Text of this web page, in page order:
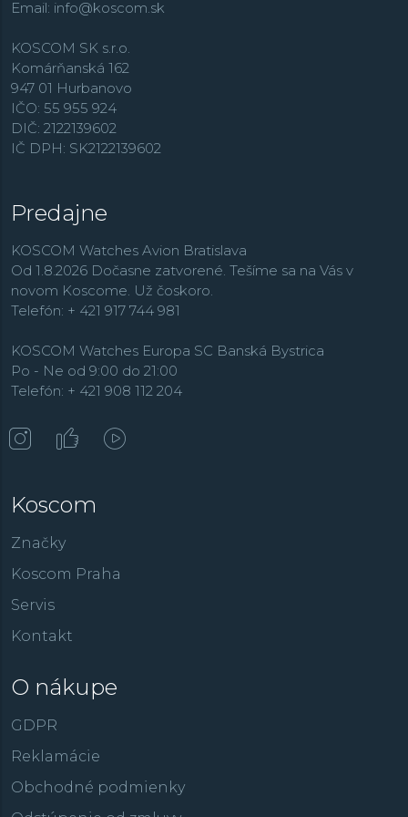
Email: info@koscom.sk
KOSCOM SK s.r.o.
Komárňanská 162
947 01 Hurbanovo
IČO: 55 955 924
DIČ: 2122139602
IČ DPH: SK2122139602
Predajne
KOSCOM Watches Avion Bratislava
Od 1.8.2026 Dočasne zatvorené. Tešíme sa na Vás v
novom Koscome. Už čoskoro.
Telefón: + 421 917 744 981
KOSCOM Watches Europa SC Banská Bystrica
Po - Ne od 9:00 do 21:00
Telefón: + 421 908 112 204
Koscom
Značky
Koscom Praha
Servis
Kontakt
O nákupe
GDPR
Reklamácie
Obchodné podmienky